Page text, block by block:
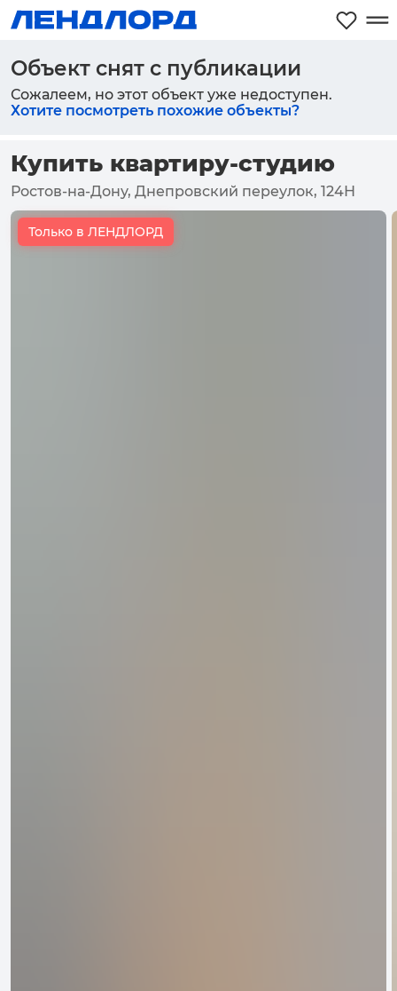
Объект снят с публикации
Сожалеем, но этот объект уже недоступен.
Хотите посмотреть похожие объекты?
Купить квартиру-студию
Ростов-на-Дону, Днепровский переулок, 124Н
Только в ЛЕНДЛОРД